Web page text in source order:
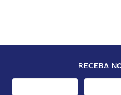
RECEBA